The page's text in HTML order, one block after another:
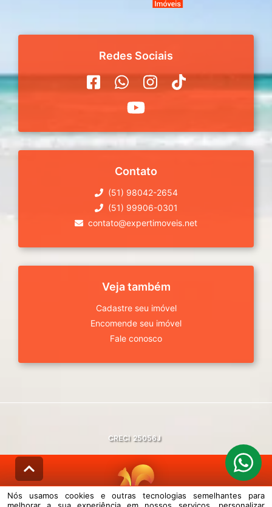
Redes Sociais
Contato
(51) 98042-2654
(51) 99906-0301
contato@expertimoveis.net
Veja também
Cadastre seu imóvel
Encomende seu imóvel
Fale conosco
CRECI 25056J
Nós usamos cookies e outras tecnologias semelhantes para